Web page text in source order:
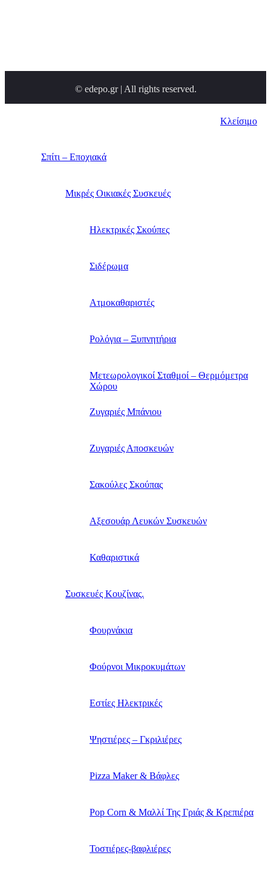
© edepo.gr | All rights reserved.
Κλείσιμο
Σπίτι – Εποχιακά
Μικρές Οικιακές Συσκευές
Ηλεκτρικές Σκούπες
Σιδέρωμα
Ατμοκαθαριστές
Ρολόγια – Ξυπνητήρια
Μετεωρολογικοί Σταθμοί – Θερμόμετρα
Χώρου
Ζυγαριές Μπάνιου
Ζυγαριές Αποσκευών
Σακούλες Σκούπας
Αξεσουάρ Λευκών Συσκευών
Καθαριστικά
Συσκευές Κουζίνας.
Φουρνάκια
Φούρνοι Μικροκυμάτων
Εστίες Ηλεκτρικές
Ψηστιέρες – Γκριλιέρες
Pizza Maker & Βάφλες
Pop Corn & Μαλλί Της Γριάς & Κρεπιέρα
Τοστιέρες-βαφλιέρες